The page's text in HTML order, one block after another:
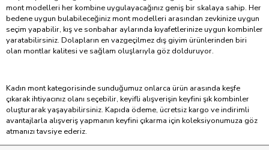
mont modelleri her kombine uygulayacağınız geniş bir skalaya sahip. Her
bedene uygun bulabileceğiniz mont modelleri arasından zevkinize uygun
seçim yapabilir, kış ve sonbahar aylarında kıyafetlerinize uygun kombinler
yaratabilirsiniz. Dolapların en vazgeçilmez dış giyim ürünlerinden biri
olan montlar kalitesi ve sağlam oluşlarıyla göz dolduruyor.
Kadın mont kategorisinde sunduğumuz onlarca ürün arasında keşfe
çıkarak ihtiyacınız olanı seçebilir, keyifli alışverişin keyfini şık kombinler
oluşturarak yaşayabilirsiniz. Kapıda ödeme, ücretsiz kargo ve indirimli
avantajlarla alışveriş yapmanın keyfini çıkarma için koleksiyonumuza göz
atmanızı tavsiye ederiz.